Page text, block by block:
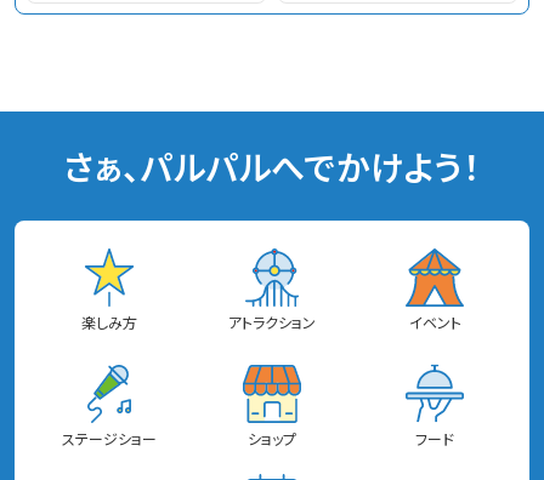
さぁ、パルパルへでかけよう！
楽しみ方 アトラクション イベント
ステージショー ショップ フード